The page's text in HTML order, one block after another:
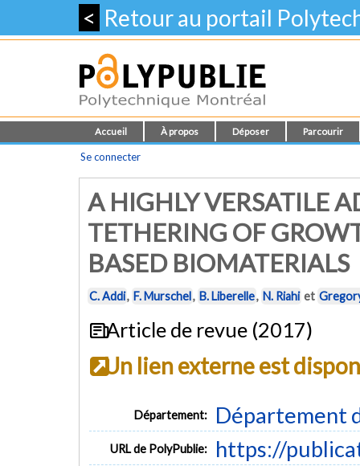
< Retour au portail
Accueil À propos Déposer Parcourir
Se connecter
A HIGHLY VERSATILE
TETHERING OF
BASED BIOMATERIALS
C. Addi, F. Murschel, B. Liberelle, N. Riahi et
Article de revue (2017)
Un lien externe est
Département: Département
URL de PolyPublie: https://